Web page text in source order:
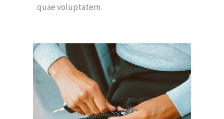
quae voluptatem.